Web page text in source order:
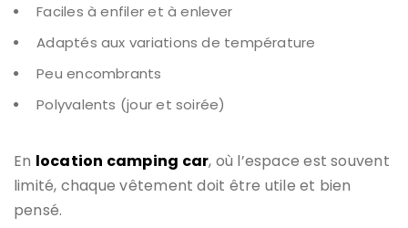
Faciles à enfiler et à enlever
Adaptés aux variations de température
Peu encombrants
Polyvalents (jour et soirée)
En location camping car, où l’espace est souvent
limité, chaque vêtement doit être utile et bien
pensé.